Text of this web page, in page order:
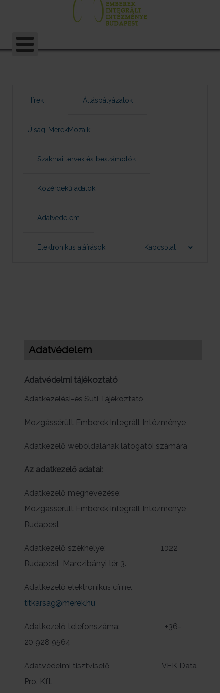
Hírek Álláspályázatok
Újság-MerekMozaik
Szakmai tervek és beszámolók
Közérdekű adatok
Adatvédelem
Elektronikus aláírások Kapcsolat
Adatvédelem
Adatvédelmi tájékoztató
Adatkezelési-és Süti Tájékoztató
Mozgássérült Emberek Integrált Intézménye
Adatkezelő weboldalának látogatói számára
Az adatkezelő adatai:
Adatkezelő megnevezése:
Mozgássérült Emberek Integrált Intézménye
Budapest
Adatkezelő székhelye: 1022
Budapest, Marczibányi tér 3.
Adatkezelő elektronikus címe:
titkarsag@merek.hu
Adatkezelő telefonszáma: +36-
20 928 9564
Adatvédelmi tisztviselő: VFK Data
Pro. Kft.